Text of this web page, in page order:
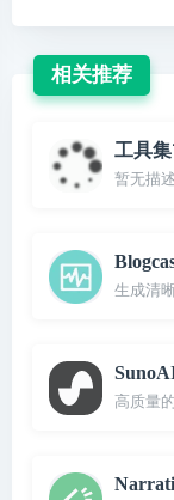
相关推荐
工具
暂无描述
生成清
高质量